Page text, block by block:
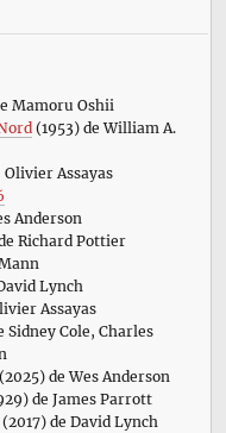
Mamoru Oshii
(1953) de William A.
Assayas
Anderson
Richard Pottier
Lynch
Assayas
Sidney Cole, Charles
(2025) de Wes Anderson
de James Parrott
de David Lynch